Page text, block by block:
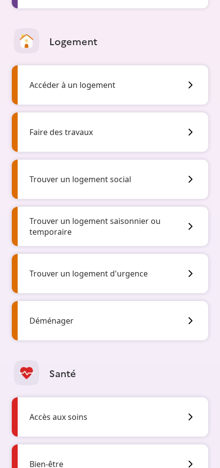
Logement
Accéder à un logement
Faire des travaux
Trouver un logement social
Trouver un logement saisonnier ou
temporaire
Trouver un logement d'urgence
Déménager
Santé
Accès aux soins
Bien-être